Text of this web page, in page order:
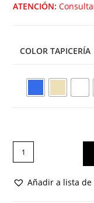
ATENCIÓN:
COLOR TAPICERÍA
SILLA
SOFÍA
701 Añadir a lista de